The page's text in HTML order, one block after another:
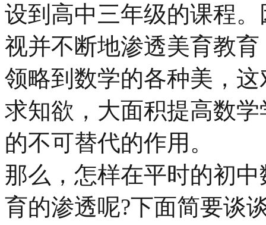
设到高中三年级的课程
视并不断地渗透美育教
领略到数学的各种美，
求知欲，大面积提高数
的不可替代的作用。
那么，怎样在平时的初
育的渗透呢?下面简要谈